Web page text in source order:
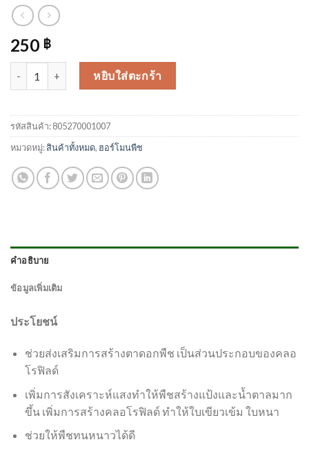
250 ฿
จำนวน โปรฟิกซ์ เอ็นไซ 500 ซีซี ชิ้น
หยิบใส่ตะกร้า
รหัสสินค้า:805270001007
หมวดหมู่:สินค้าทั้งหมด, ฮอร์โมนพืช
คำอธิบาย
ข้อมูลเพิ่มเติม
ประโยชน์
ช่วยส่งเสริมการสร้างตาดอกพืช เป็นส่วนประกอบของคลอ
โรฟิลด์
เพิ่มการสังเคราะห์แสงทำให้พืชสร้างแป้งและน้ำตาลมาก
ขึ้น เพิ่มการสร้างคลอโรฟิลด์ ทำให้ใบเขียวเข้ม ใบหนา
ช่วยให้พืชทนหนาวได้ดี